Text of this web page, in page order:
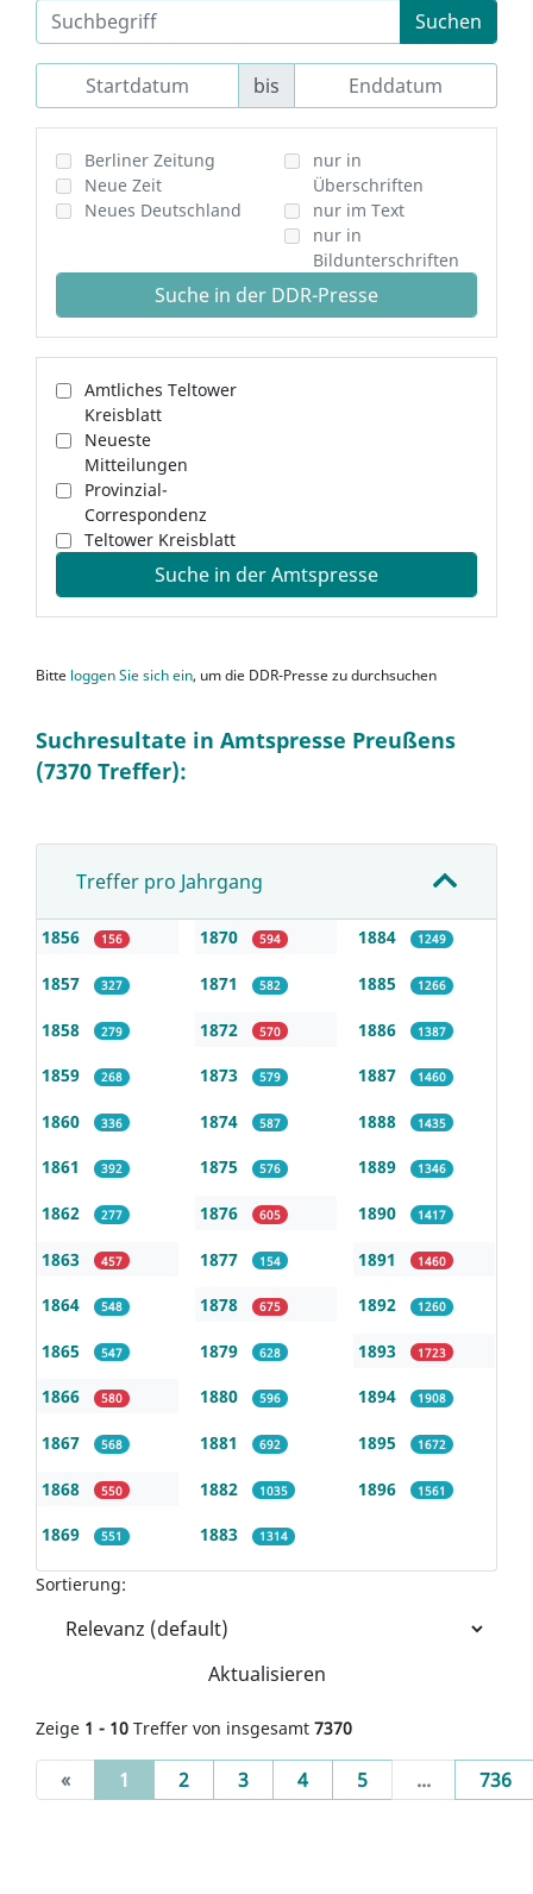
Suchen
bis
Berliner Zeitung
Neue Zeit
Neues Deutschland
nur in
Überschriften
nur im Text
nur in
Bildunterschriften
Suche in der DDR-Presse
Amtliches Teltower
Kreisblatt
Neueste
Mitteilungen
Provinzial-
Correspondenz
Teltower Kreisblatt
Suche in der Amtspresse
Bitte loggen Sie sich ein, um die DDR-Presse zu durchsuchen
Suchresultate in Amtspresse Preußens
(7370 Treffer):
Treffer pro Jahrgang
1856 156
1857 327
1858 279
1859 268
1860 336
1861 392
1862 277
1863 457
1864 548
1865 547
1866 580
1867 568
1868 550
1869 551
1870 594
1871 582
1872 570
1873 579
1874 587
1875 576
1876 605
1877 154
1878 675
1879 628
1880 596
1881 692
1882 1035
1883 1314
1884 1249
1885 1266
1886 1387
1887 1460
1888 1435
1889 1346
1890 1417
1891 1460
1892 1260
1893 1723
1894 1908
1895 1672
1896 1561
Sortierung:
Aktualisieren
Zeige 1 - 10 Treffer von insgesamt 7370
« 1 (current)
2 3 4 5 ... 736